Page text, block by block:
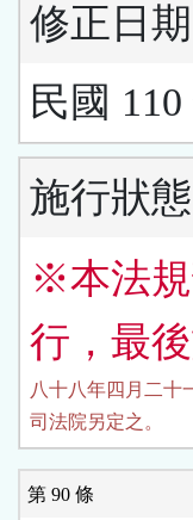
修正日期
民國
施行狀態
※本法
行，最
八十八年四月二十
司法院另定之。
第 90 條